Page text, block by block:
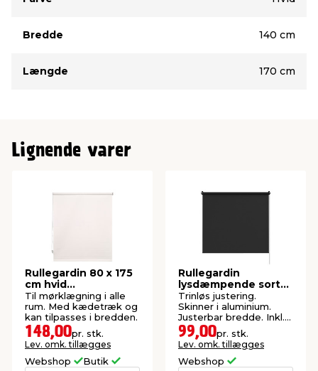
Bredde 140 cm
Længde 170 cm
Lignende varer
Rullegardin 80 x 175
cm hvid
mørklægning
Til mørklægning i alle
rum. Med kædetræk og
kan tilpasses i bredden.
148,00pr. stk.
Lev. omk. tillægges
Webshop Butik
Rullegardin
lysdæmpende sort
60 x 170 cm
Trinløs justering.
Skinner i aluminium.
Justerbar bredde. Inkl.
beslag og skruer.
99,00pr. stk.
Lev. omk. tillægges
Webshop